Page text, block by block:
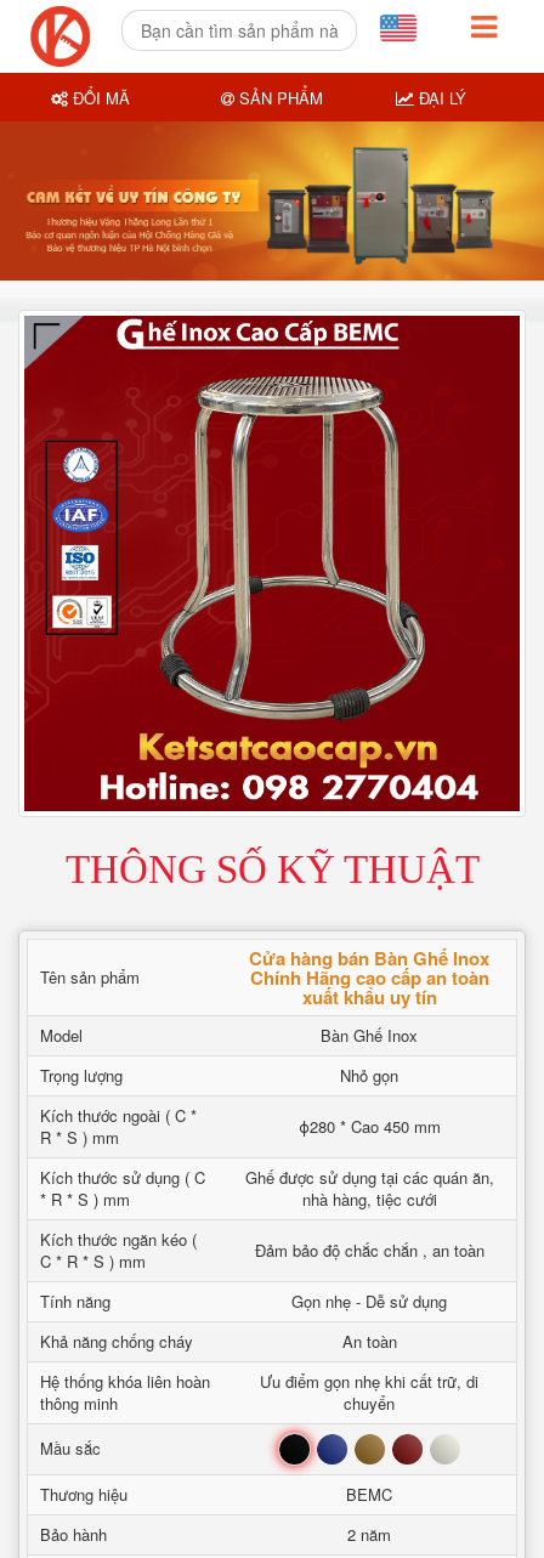
THÔNG SỐ KỸ THUẬT
Tên sản phẩm
Cửa hàng bán Bàn Ghế Inox
Chính Hãng cao cấp an toàn
xuất khẩu uy tín
Model
Bàn Ghế Inox
Trọng lượng
Nhỏ gọn
Kích thước ngoài ( C *
R * S ) mm
ϕ280 * Cao 450 mm
Kích thước sử dụng ( C
* R * S ) mm
Ghế được sử dụng tại các quán ăn,
nhà hàng, tiệc cưới
Kích thước ngăn kéo (
C * R * S ) mm
Đảm bảo độ chắc chắn , an toàn
Tính năng
Gọn nhẹ - Dễ sử dụng
Khả năng chống cháy
An toàn
Hệ thống khóa liên hoàn
thông minh
Ưu điểm gọn nhẹ khi cất trữ, di
chuyển
Mầu sắc
Đen Xanh Nâu Đỏ Trắng
Thương hiệu
BEMC
Bảo hành
2 năm
ĐỔI MÃ SẢN PHẨM ĐẠI LÝ